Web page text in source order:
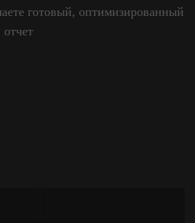
готовый, оптимизированный